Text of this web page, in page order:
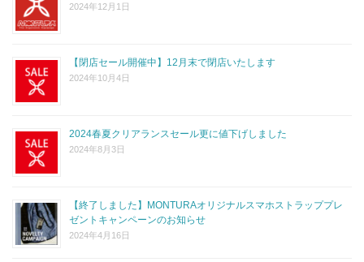
2024年12月1日
【閉店セール開催中】12月末で閉店いたします
2024年10月4日
2024春夏クリアランスセール更に値下げしました
2024年8月3日
【終了しました】MONTURAオリジナルスマホストラッププレ
ゼントキャンペーンのお知らせ
2024年4月16日